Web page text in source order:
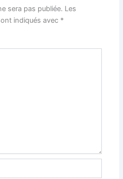
sera pas publiée. Les
indiqués avec *